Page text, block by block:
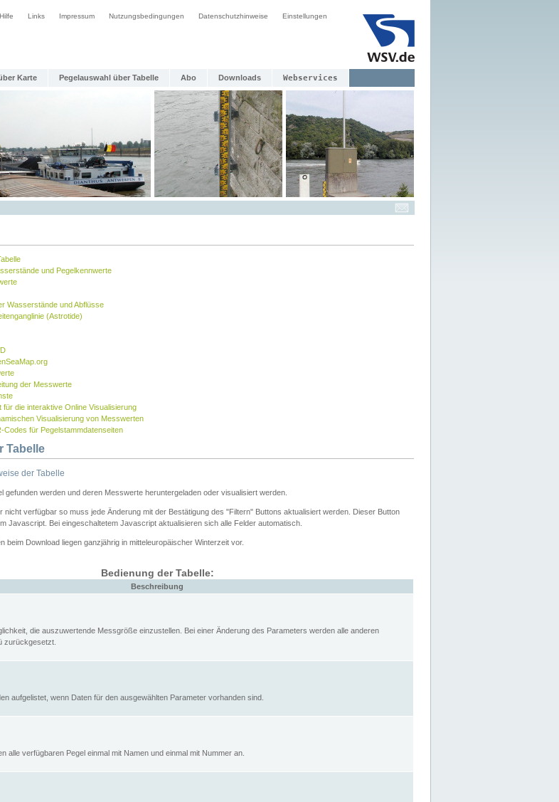
Hilfe Links Impressum Nutzungsbedingungen Datenschutzhinweise Einstellungen
Karte Pegelauswahl über Tabelle Abo Downloads Webservices
und Pegelkennwerte
Wasserstände und Abflüsse
(Astrotide)
der Messwerte
die interaktive Online Visualisierung
Visualisierung von Messwerten
Codes für Pegelstammdatenseiten
Tabelle
der Tabelle
gefunden werden und deren Messwerte heruntergeladen oder visualisiert werden.
nicht verfügbar so muss jede Änderung mit der Bestätigung des "Filtern" Buttons aktualisiert werden. Dieser Button
Javascript. Bei eingeschaltetem Javascript aktualisieren sich alle Felder automatisch.
beim Download liegen ganzjährig in mitteleuropäischer Winterzeit vor.
Bedienung der Tabelle:
Beschreibung
die auszuwertende Messgröße einzustellen. Bei einer Änderung des Parameters werden alle anderen
zurückgesetzt.
aufgelistet, wenn Daten für den ausgewählten Parameter vorhanden sind.
alle verfügbaren Pegel einmal mit Namen und einmal mit Nummer an.